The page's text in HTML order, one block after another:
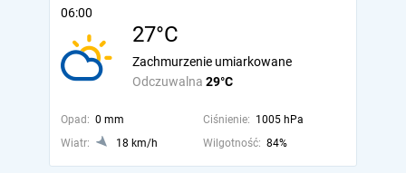
06:00
27°C
Odczuwalna 29°C
Zachmurzenie umiarkowane
Opad: 0 mm Ciśnienie: 1005 hPa
Wiatr:
18 km/h Wilgotność: 84%